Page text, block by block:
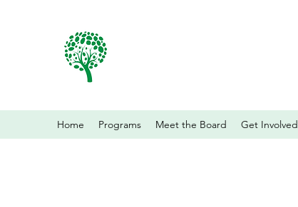
Home Programs Meet the Board Get Involved